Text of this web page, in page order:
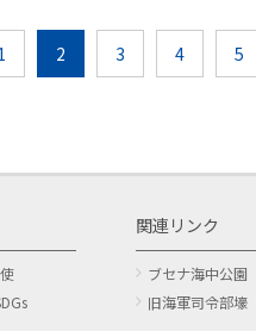
2 3 4 5
関連リンク
ブセナ海中公園
旧海軍司令部壕